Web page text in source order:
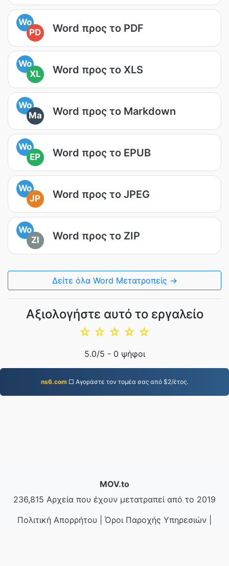
Wo
PD
Word προς το PDF
Wo
XL
Word προς το XLS
Wo
Ma
Word προς το Markdown
Wo
EP
Word προς το EPUB
Wo
JP
Word προς το JPEG
Wo
ZI
Word προς το ZIP
Δείτε όλα Word Μετατροπείς →
Αξιολογήστε αυτό το εργαλείο
☆
☆
☆
☆
☆
5.0/5 - 0 ψήφοι
ns6.com □ Αγοράστε τον τομέα σας από $2/έτος.
MOV.to
236,815 Αρχεία που έχουν μετατραπεί από το 2019
Πολιτική Απορρήτου
Όροι Παροχής Υπηρεσιών